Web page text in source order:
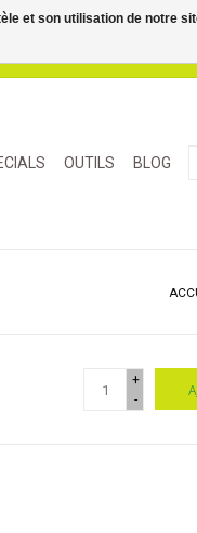
OUTILS BLOG
+
-
et son utilisation de notre